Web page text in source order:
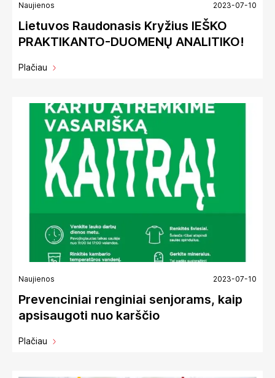
Naujienos 2023-07-10
Lietuvos Raudonasis Kryžius IEŠKO
PRAKTIKANTO-DUOMENŲ ANALITIKO!
Plačiau
Naujienos 2023-07-10
Prevenciniai renginiai senjorams, kaip
apsisaugoti nuo karščio
Plačiau